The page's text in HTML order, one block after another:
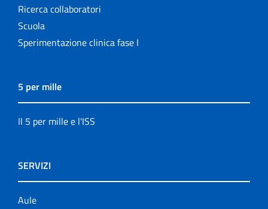
Ricerca collaboratori
Scuola
Sperimentazione clinica fase I
5 per mille
Il 5 per mille e l'ISS
SERVIZI
Aule